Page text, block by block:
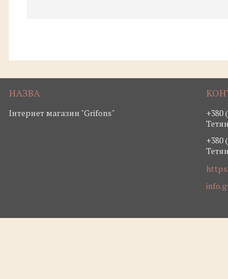
Інтернет магазин "Grifons"
+380
+380